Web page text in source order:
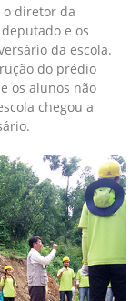
o diretor da
e os
da escola.
do prédio
os alunos não
chegou a